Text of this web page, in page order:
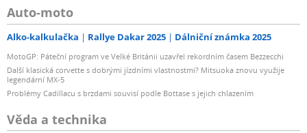
Auto-moto
Alko-kalkulačka Rallye Dakar 2025 Dálniční známka 2025
MotoGP: Páteční program ve Velké Británii uzavřel rekordním časem Bezzecchi
Další klasická corvette s dobrými jízdními vlastnostmi? Mitsuoka znovu využije
legendární MX-5
Problémy Cadillacu s brzdami souvisí podle Bottase s jejich chlazením
Věda a technika